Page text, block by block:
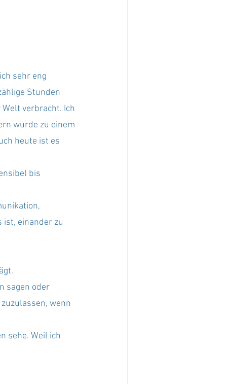
sehr eng
Stunden
verbracht. Ich
wurde zu einem
heute ist es
bis
ist, einander zu
sagen oder
wenn
sehe. Weil ich